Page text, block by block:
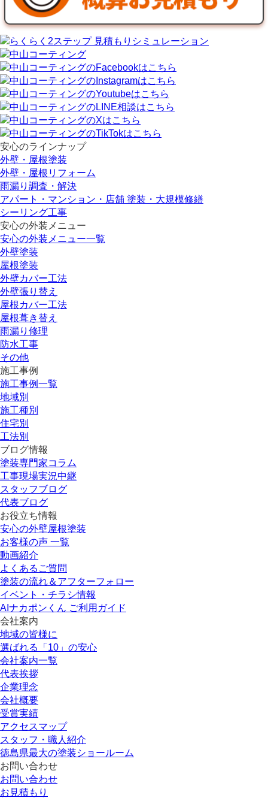
安心のラインナップ
外壁・屋根塗装
外壁・屋根リフォーム
雨漏り調査・解決
アパート・マンション・店舗 塗装・大規模修繕
シーリング工事
安心の外装メニュー
安心の外装メニュー一覧
外壁塗装
屋根塗装
外壁カバー工法
外壁張り替え
屋根カバー工法
屋根葺き替え
雨漏り修理
防水工事
その他
施工事例
施工事例一覧
地域別
施工種別
住宅別
工法別
ブログ情報
塗装専門家コラム
工事現場実況中継
スタッフブログ
代表ブログ
お役立ち情報
安心の外壁屋根塗装
お客様の声 一覧
動画紹介
よくあるご質問
塗装の流れ＆アフターフォロー
イベント・チラシ情報
AIナカポンくん ご利用ガイド
会社案内
地域の皆様に
選ばれる「10」の安心
会社案内一覧
代表挨拶
企業理念
会社概要
受賞実績
アクセスマップ
スタッフ・職人紹介
徳島県最大の塗装ショールーム
お問い合わせ
お問い合わせ
お見積もり